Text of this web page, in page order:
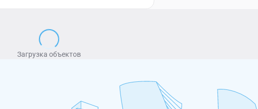
Загрузка объектов